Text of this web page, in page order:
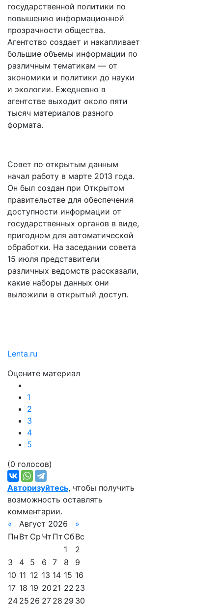
государственной политики по
повышению информационной
прозрачности общества.
Агентство создает и накапливает
большие объемы информации по
различным тематикам — от
экономики и политики до науки
и экологии. Ежедневно в
агентстве выходит около пяти
тысяч материалов разного
формата.
Совет по открытым данным
начал работу в марте 2013 года.
Он был создан при Открытом
правительстве для обеспечения
доступности информации от
государственных органов в виде,
пригодном для автоматической
обработки. На заседании совета
15 июля представители
различных ведомств рассказали,
какие наборы данных они
выложили в открытый доступ.
Lenta.ru
Оцените материал
1
2
3
4
5
(0 голосов)
Авторизуйтесь, чтобы получить
возможность оставлять
комментарии.
«
Август 2026
»
Пн Вт Ср Чт Пт СбВс
1
2
3
4 5 6 7 8
9
10 11 12 13 14 15 16
17 18 19 20 21 22 23
24 25 26 27 28 29 30